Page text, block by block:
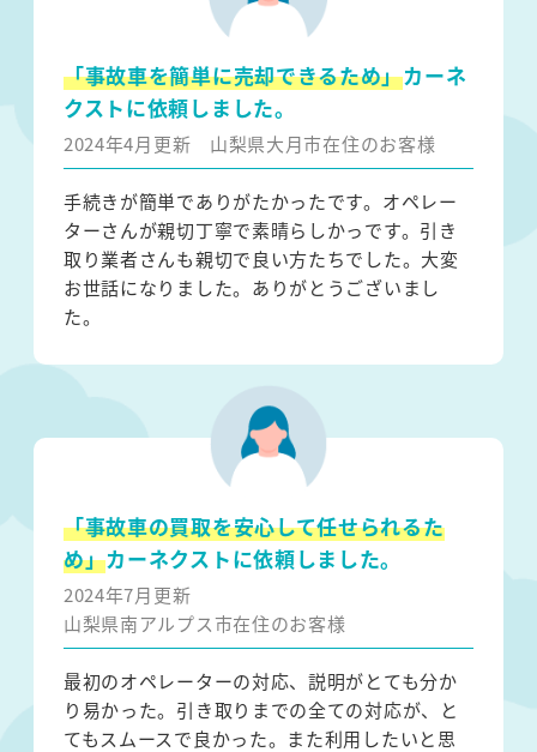
「事故車を簡単に売却できるため」カーネ
クストに依頼しました。
2024年4月更新 山梨県大月市在住のお客様
手続きが簡単でありがたかったです。オペレー
ターさんが親切丁寧で素晴らしかっです。引き
取り業者さんも親切で良い方たちでした。大変
お世話になりました。ありがとうございまし
た。
「事故車の買取を安心して任せられるた
め」カーネクストに依頼しました。
2024年7月更新
山梨県南アルプス市在住のお客様
最初のオペレーターの対応、説明がとても分か
り易かった。引き取りまでの全ての対応が、と
てもスムースで良かった。また利用したいと思